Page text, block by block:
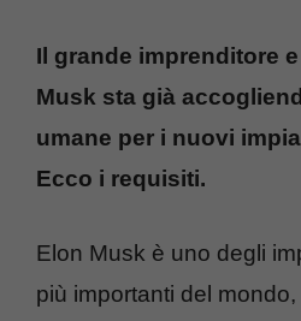
Il grande imprenditore
Musk sta già
umane per i nuovi
Ecco i requisiti.
Elon Musk è uno degli
più importanti del